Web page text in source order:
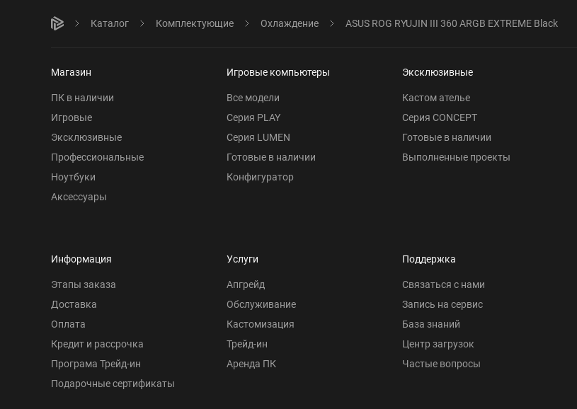
Каталог Комплектующие Охлаждение ASUS ROG RYUJIN III 360 ARGB EXTREME Black
Магазин
ПК в наличии
Игровые
Эксклюзивные
Профессиональные
Ноутбуки
Аксессуары
Игровые компьютеры
Все модели
Серия PLAY
Серия LUMEN
Готовые в наличии
Конфигуратор
Эксклюзивные
Кастом ателье
Серия CONCEPT
Готовые в наличии
Выполненные проекты
Информация
Этапы заказа
Доставка
Оплата
Кредит и рассрочка
Програма Трейд-ин
Подарочные сертификаты
Услуги
Апгрейд
Обслуживание
Кастомизация
Трейд-ин
Аренда ПК
Поддержка
Связаться с нами
Запись на сервис
База знаний
Центр загрузок
Частые вопросы